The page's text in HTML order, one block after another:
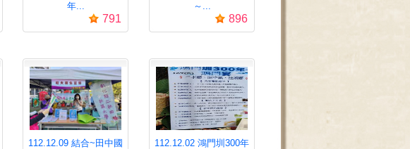
年...
791
～...
896
112.12.09 結合~田中國
112.12.02 鴻門圳300年